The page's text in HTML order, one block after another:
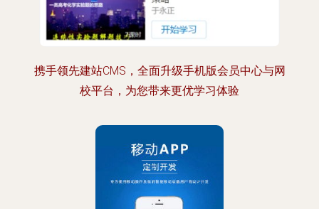
携手领先建站CMS，全面升级手机版会员中心与网
校平台，为您带来更优学习体验